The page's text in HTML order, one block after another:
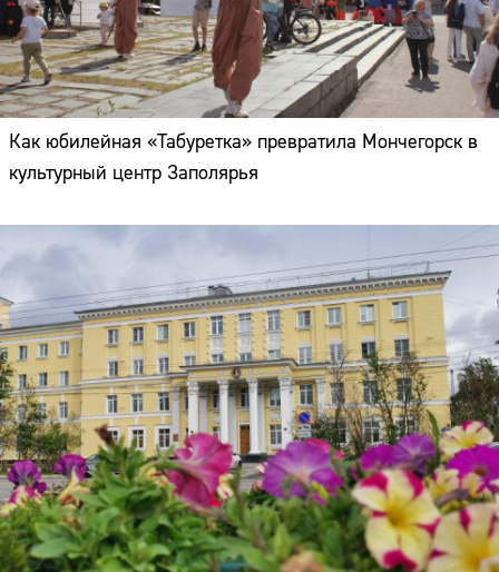
Как юбилейная «Табуретка» превратила Мончегорск в
культурный центр Заполярья